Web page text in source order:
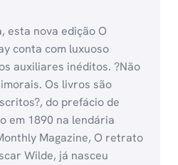
esta nova edição O
conta com luxuoso
auxiliares inéditos. ?Não
Os livros são
do prefácio de
em 1890 na lendária
Magazine, O retrato
Wilde, já nasceu